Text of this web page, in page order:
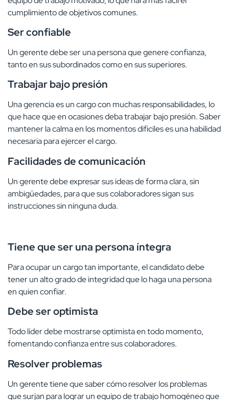
cumplimiento de objetivos comunes.
Ser confiable
Un gerente debe ser una persona que genere confianza,
tanto en sus subordinados como en sus superiores.
Trabajar bajo presión
Una gerencia es un cargo con muchas responsabilidades, lo
que hace que en ocasiones deba trabajar bajo presión. Saber
mantener la calma en los momentos difíciles es una habilidad
necesaria para ejercer el cargo.
Facilidades de comunicación
Un gerente debe expresar sus ideas de forma clara, sin
ambigüedades, para que sus colaboradores sigan sus
instrucciones sin ninguna duda.
Tiene que ser una persona íntegra
Para ocupar un cargo tan importante, el candidato debe
tener un alto grado de integridad que lo haga una persona
en quien confiar.
Debe ser optimista
Todo líder debe mostrarse optimista en todo momento,
fomentando confianza entre sus colaboradores.
Resolver problemas
Un gerente tiene que saber cómo resolver los problemas
que surjan para lograr un equipo de trabajo homogéneo que